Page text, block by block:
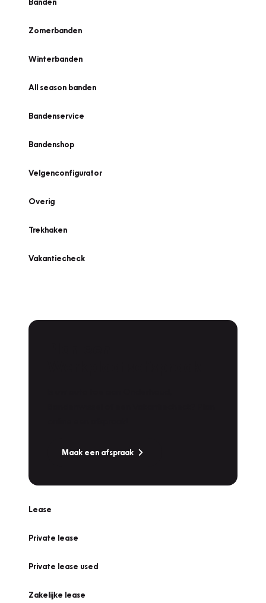
Zomerbanden
Winterbanden
All season banden
Bandenservice
Bandenshop
Velgenconfigurator
Overig
Trekhaken
Vakantiecheck
Maak een afspraak
Lease
Private lease
Private lease used
Zakelijke lease